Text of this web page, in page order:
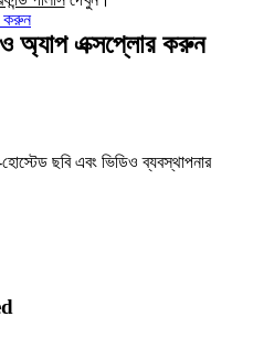
অ্যাপ এক্সপ্লোর করুন
ছবি এবং ভিডিও ব্যবস্থাপনার